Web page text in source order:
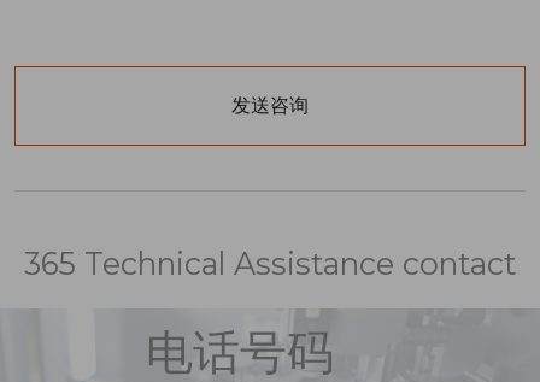
365 Technical Assistance contact
电话号码